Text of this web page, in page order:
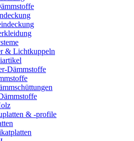
& Lichtkuppeln
Dämmstoffe
& -profile